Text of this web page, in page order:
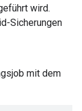
wird.
Sicherungen
mit dem